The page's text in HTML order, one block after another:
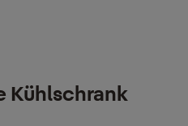
Kühlschrank